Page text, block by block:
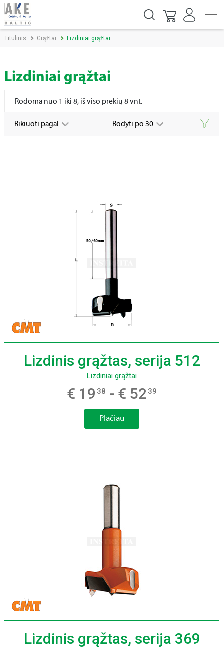
Titulinis Grąžtai Lizdiniai grąžtai
Lizdiniai grąžtai
Rodoma nuo 1 iki 8, iš viso prekių 8 vnt.
Rikiuoti pagal Rodyti po 30
Lizdinis grąžtas, serija 512
Lizdiniai grąžtai
€ 19 38 - € 52 39
Plačiau
Lizdinis grąžtas, serija 369